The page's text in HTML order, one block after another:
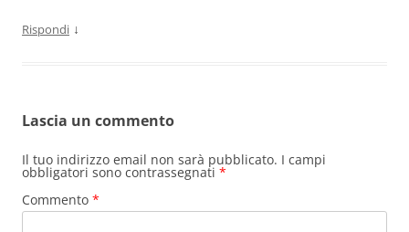
Rispondi ↓
Lascia un commento
Il tuo indirizzo email non sarà pubblicato. I campi
obbligatori sono contrassegnati *
Commento *